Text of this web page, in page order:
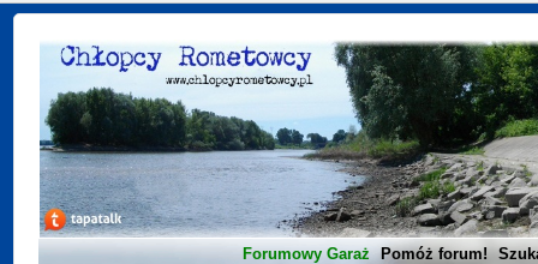
Forumowy Garaż Pomóż forum!